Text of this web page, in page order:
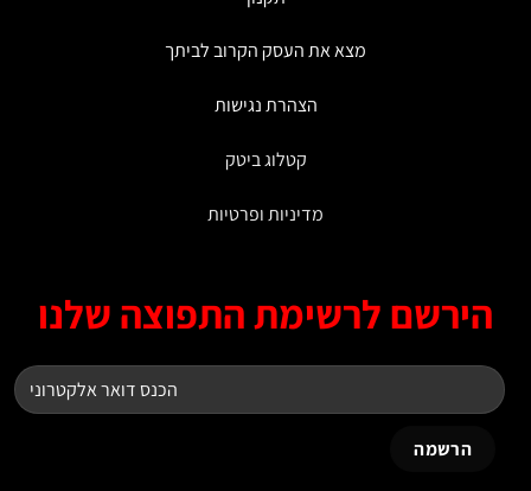
מצא את העסק הקרוב לביתך
הצהרת נגישות
קטלוג ביטק
מדיניות ופרטיות
לרשימת התפוצה שלנו